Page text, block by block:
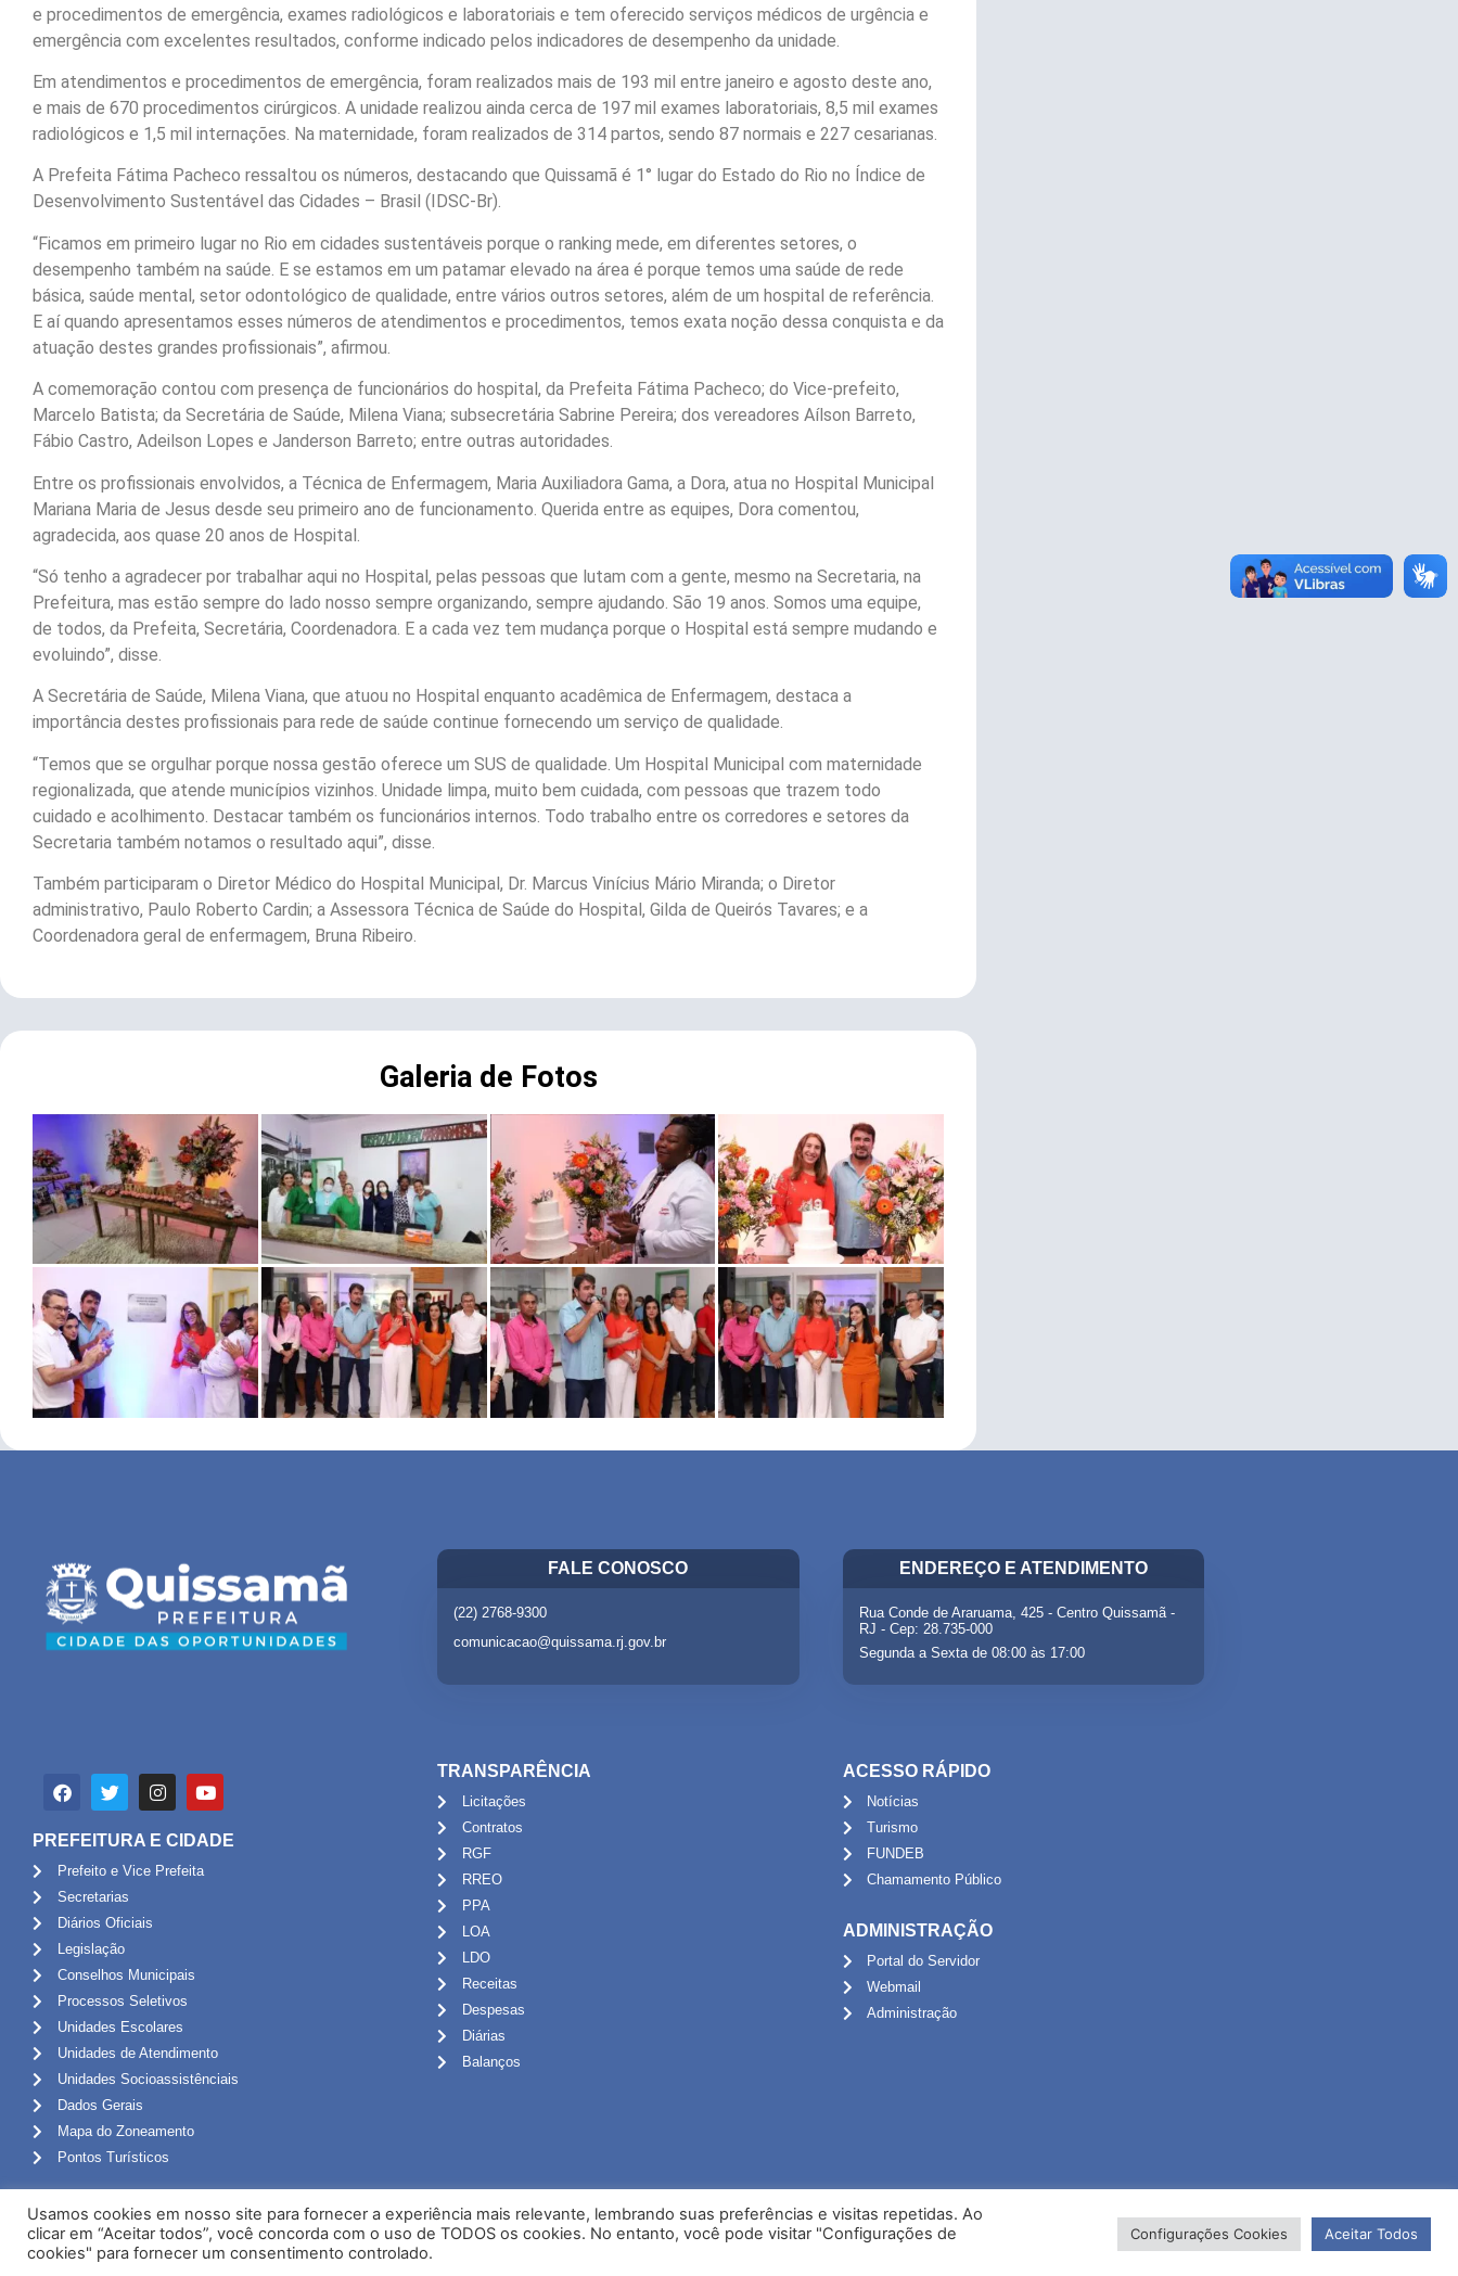
e procedimentos de emergência, exames radiológicos e laboratoriais e tem oferecido serviços médicos de urgência e
emergência com excelentes resultados, conforme indicado pelos indicadores de desempenho da unidade.
Em atendimentos e procedimentos de emergência, foram realizados mais de 193 mil entre janeiro e agosto deste ano,
e mais de 670 procedimentos cirúrgicos. A unidade realizou ainda cerca de 197 mil exames laboratoriais, 8,5 mil exames
radiológicos e 1,5 mil internações. Na maternidade, foram realizados de 314 partos, sendo 87 normais e 227 cesarianas.
A Prefeita Fátima Pacheco ressaltou os números, destacando que Quissamã é 1° lugar do Estado do Rio no Índice de
Desenvolvimento Sustentável das Cidades – Brasil (IDSC-Br).
“Ficamos em primeiro lugar no Rio em cidades sustentáveis porque o ranking mede, em diferentes setores, o
desempenho também na saúde. E se estamos em um patamar elevado na área é porque temos uma saúde de rede
básica, saúde mental, setor odontológico de qualidade, entre vários outros setores, além de um hospital de referência.
E aí quando apresentamos esses números de atendimentos e procedimentos, temos exata noção dessa conquista e da
atuação destes grandes profissionais”, afirmou.
A comemoração contou com presença de funcionários do hospital, da Prefeita Fátima Pacheco; do Vice-prefeito,
Marcelo Batista; da Secretária de Saúde, Milena Viana; subsecretária Sabrine Pereira; dos vereadores Aílson Barreto,
Fábio Castro, Adeilson Lopes e Janderson Barreto; entre outras autoridades.
Entre os profissionais envolvidos, a Técnica de Enfermagem, Maria Auxiliadora Gama, a Dora, atua no Hospital Municipal
Mariana Maria de Jesus desde seu primeiro ano de funcionamento. Querida entre as equipes, Dora comentou,
agradecida, aos quase 20 anos de Hospital.
“Só tenho a agradecer por trabalhar aqui no Hospital, pelas pessoas que lutam com a gente, mesmo na Secretaria, na
Prefeitura, mas estão sempre do lado nosso sempre organizando, sempre ajudando. São 19 anos. Somos uma equipe,
de todos, da Prefeita, Secretária, Coordenadora. E a cada vez tem mudança porque o Hospital está sempre mudando e
evoluindo”, disse.
A Secretária de Saúde, Milena Viana, que atuou no Hospital enquanto acadêmica de Enfermagem, destaca a
importância destes profissionais para rede de saúde continue fornecendo um serviço de qualidade.
“Temos que se orgulhar porque nossa gestão oferece um SUS de qualidade. Um Hospital Municipal com maternidade
regionalizada, que atende municípios vizinhos. Unidade limpa, muito bem cuidada, com pessoas que trazem todo
cuidado e acolhimento. Destacar também os funcionários internos. Todo trabalho entre os corredores e setores da
Secretaria também notamos o resultado aqui”, disse.
Também participaram o Diretor Médico do Hospital Municipal, Dr. Marcus Vinícius Mário Miranda; o Diretor
administrativo, Paulo Roberto Cardin; a Assessora Técnica de Saúde do Hospital, Gilda de Queirós Tavares; e a
Coordenadora geral de enfermagem, Bruna Ribeiro.
Galeria de Fotos
FALE CONOSCO
(22) 2768-9300
comunicacao@quissama.rj.gov.br
ENDEREÇO E ATENDIMENTO
Rua Conde de Araruama, 425 - Centro Quissamã -
RJ - Cep: 28.735-000
Segunda a Sexta de 08:00 às 17:00
PREFEITURA E CIDADE
Prefeito e Vice Prefeita
Secretarias
Diários Oficiais
Legislação
Conselhos Municipais
Processos Seletivos
Unidades Escolares
Unidades de Atendimento
Unidades Socioassistênciais
Dados Gerais
Mapa do Zoneamento
Pontos Turísticos
TRANSPARÊNCIA
Licitações
Contratos
RGF
RREO
PPA
LOA
LDO
Receitas
Despesas
Diárias
Balanços
ACESSO RÁPIDO
Notícias
Turismo
FUNDEB
Chamamento Público
ADMINISTRAÇÃO
Portal do Servidor
Webmail
Administração
Usamos cookies em nosso site para fornecer a experiência mais relevante, lembrando suas preferências e visitas repetidas. Ao
clicar em “Aceitar todos”, você concorda com o uso de TODOS os cookies. No entanto, você pode visitar "Configurações de
cookies" para fornecer um consentimento controlado.
Configurações Cookies Aceitar Todos